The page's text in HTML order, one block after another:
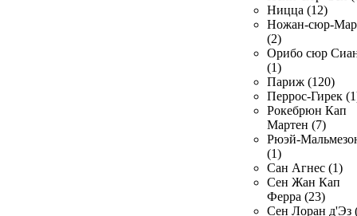
Ницца (12)
Ножан-сюр-
(2)
Орибо сюр
(1)
Париж (120)
Перрос-Гирек
Рокебрюн Кап
Мартен (7)
Рюэй-
(1)
Сан Агнес (1)
Сен Жан Кап
Ферра (23)
Сен Лоран д'Эз